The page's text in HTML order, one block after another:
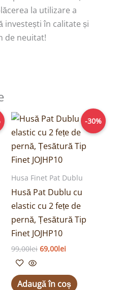
la utilizare a
investești în calitate și
de neuitat!
-30%
Husa Finet Pat Dublu
Husă Pat Dublu cu
elastic cu 2 fețe de
pernă, Țesătură Tip
Finet JOJHP10
99,00lei
Prețul
inițial
a
fost:
99,00lei.
69,00lei
Prețul
curent
este:
69,00lei.
Adaugă în coș